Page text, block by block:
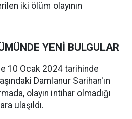
iki ölüm olayının
YENİ BULGULAR
10 Ocak 2024 tarihinde
Damlanur Sarihan'ın
olayın intihar olmadığı
ulaşıldı.